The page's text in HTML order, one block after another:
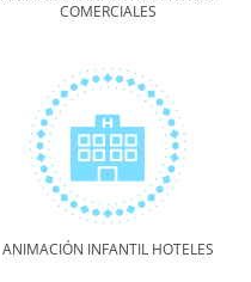
COMERCIALES
ANIMACIÓN INFANTIL HOTELES